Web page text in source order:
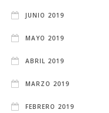
JUNIO 2019
MAYO 2019
ABRIL 2019
MARZO 2019
FEBRERO 2019